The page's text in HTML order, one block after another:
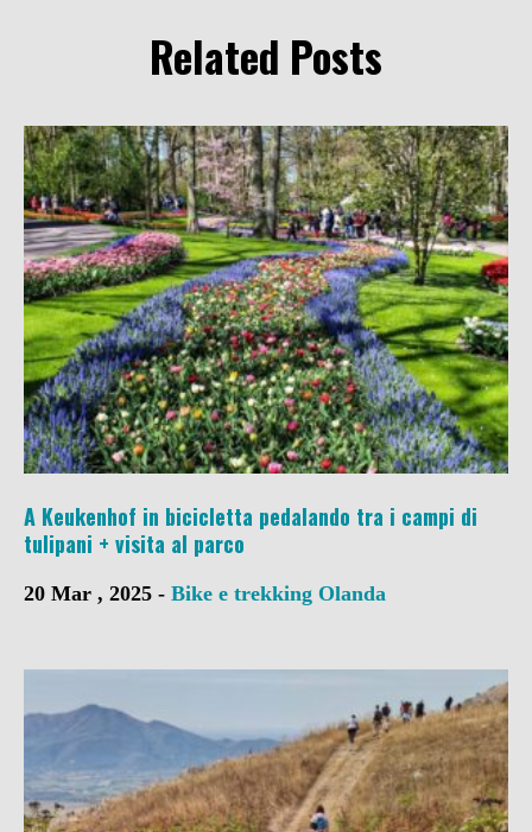
Related Posts
A Keukenhof in bicicletta pedalando tra i campi di
tulipani + visita al parco
20 Mar , 2025 - Bike e trekking Olanda